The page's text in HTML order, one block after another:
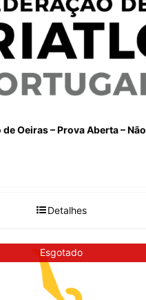
Oeiras – Prova Aberta – Não
Detalhes
Esgotado